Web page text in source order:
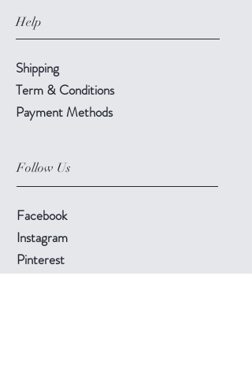
Help
Shipping
Term & Conditions
Payment Methods
Follow Us
Facebook
Instagram
Pinterest